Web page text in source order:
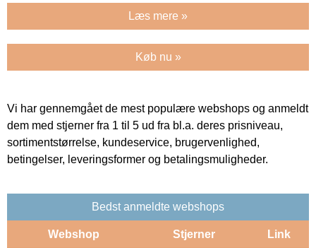
Læs mere »
Køb nu »
Vi har gennemgået de mest populære webshops og anmeldt
dem med stjerner fra 1 til 5 ud fra bl.a. deres prisniveau,
sortimentstørrelse, kundeservice, brugervenlighed,
betingelser, leveringsformer og betalingsmuligheder.
Bedst anmeldte webshops
Webshop Stjerner Link